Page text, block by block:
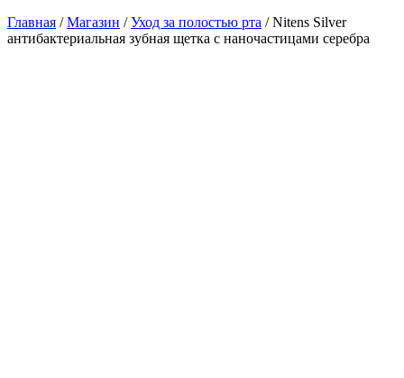
Главная /Магазин /Уход за полостью рта / Nitens Silver
aнтибактериальная зубная щетка с наночастицами серебра